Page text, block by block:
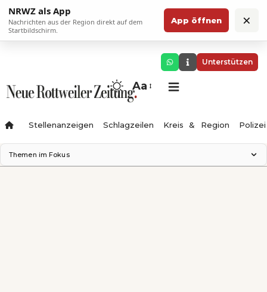
NRWZ als App
Nachrichten aus der Region direkt auf dem
Startbildschirm.
App öffnen ×
Unterstützen
Aa
Stellenanzeigen Schlagzeilen Kreis & Region Polizei
Themen im Fokus